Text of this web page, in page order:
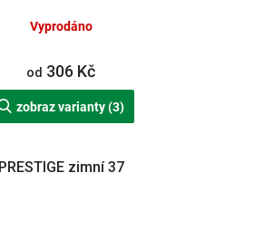
Vyprodáno
od 306 Kč
zobraz varianty (3)
PRESTIGE zimní 37